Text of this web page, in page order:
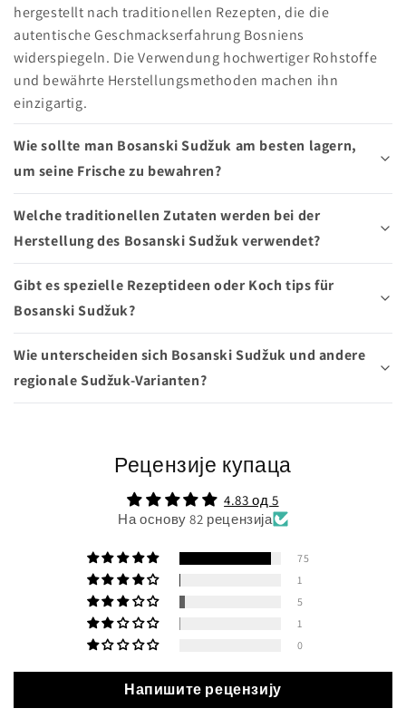
hergestellt nach traditionellen Rezepten, die die
autentische Geschmackserfahrung Bosniens
widerspiegeln. Die Verwendung hochwertiger Rohstoffe
und bewährte Herstellungsmethoden machen ihn
einzigartig.
Wie sollte man Bosanski Sudžuk am besten lagern,
um seine Frische zu bewahren?
Welche traditionellen Zutaten werden bei der
Herstellung des Bosanski Sudžuk verwendet?
Gibt es spezielle Rezeptideen oder Koch tips für
Bosanski Sudžuk?
Wie unterscheiden sich Bosanski Sudžuk und andere
regionale Sudžuk-Varianten?
Рецензије купаца
4.83 од 5
На основу 82 рецензија
75
1
5
1
0
Напишите рецензију